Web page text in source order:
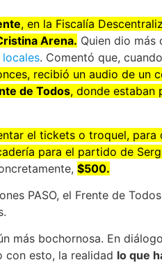
, en la Fiscalía
Arena. Quien dio más
. Comentó que,
recibió un audio de un
de Todos, donde estaban
el tickets o troquel,
para el partido de
$500.
PASO, el Frente de
más bochornosa. En
con esto, la realidad lo que